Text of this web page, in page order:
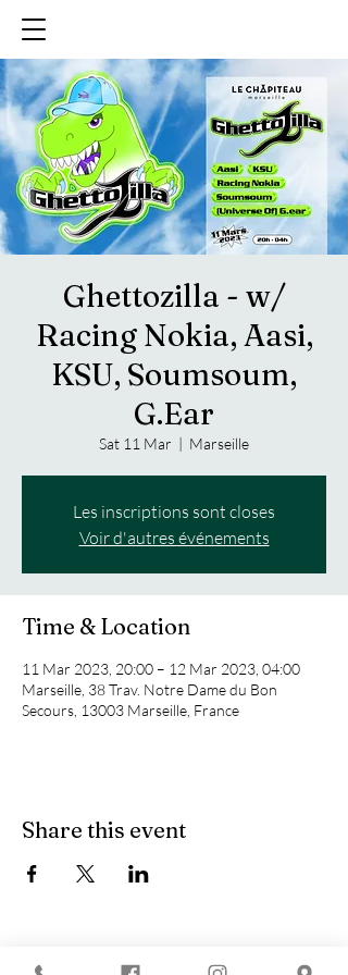
Ghettozilla - w/
Racing Nokia, Aasi,
KSU, Soumsoum,
G.Ear
Sat 11 Mar
  |
Marseille
Les inscriptions sont closes
Voir d'autres événements
Time & Location
11 Mar 2023, 20:00 – 12 Mar 2023, 04:00
Marseille, 38 Trav. Notre Dame du Bon
Secours, 13003 Marseille, France
Share this event